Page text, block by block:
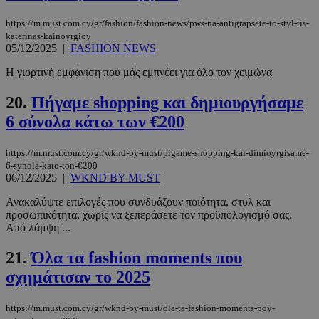
https://m.must.com.cy/gr/fashion/fashion-news/pws-na-antigrapsete-to-styl-tis-
katerinas-kainoyrgioy
05/12/2025 | FASHION NEWS
Η γιορτινή εμφάνιση που μάς εμπνέει για όλο τον χειμώνα
20. Πήγαμε shopping και δημιουργήσαμε
6 σύνολα κάτω των €200
https://m.must.com.cy/gr/wknd-by-must/pigame-shopping-kai-dimioyrgisame-
6-synola-kato-ton-€200
06/12/2025 | WKND BY MUST
Ανακαλύψτε επιλογές που συνδυάζουν ποιότητα, στυλ και
προσωπικότητα, χωρίς να ξεπεράσετε τον προϋπολογισμό σας.
Από λάμψη ...
21.Όλα τα fashion moments που
σχημάτισαν το 2025
https://m.must.com.cy/gr/wknd-by-must/ola-ta-fashion-moments-poy-
Τα απολύτως απαραίτητα cookies επιτρέπουν
βασικές λειτουργίες του ιστότοπου, όπως τη
σύνδεση χρήστη και τη διαχείριση λογαριασμού.
Ο ιστότοπος δεν μπορεί να χρησιμοποιηθεί σωστά
χωρίς τα απολύτως απαραίτητα cookies.
Ονοματεπώνυμο
Πεδίο
PinToTopCookie
__cf_bm